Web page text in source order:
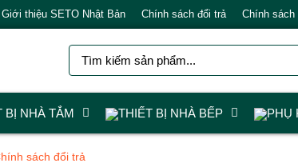
Giới thiệu SETO Nhật Bản Chính sách đổi trả Chính sách
BỊ NHÀ TẮM THIẾT BỊ NHÀ BẾP PHỤ
sách đổi trả